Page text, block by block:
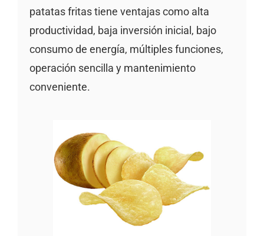
patatas fritas tiene ventajas como alta
productividad, baja inversión inicial, bajo
consumo de energía, múltiples funciones,
operación sencilla y mantenimiento
conveniente.